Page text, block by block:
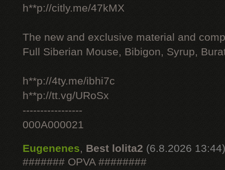
h**p://citly.me/47kMX
The new and exclusive material and
Full Siberian Mouse, Bibigon, Syrup,
h**p://4ty.me/ibhi7c
h**p://tt.vg/URoSx
-----------------
000A000021
Eugenenes, Best lolita2 (6.8.2026 13:44)
####### OPVA ########